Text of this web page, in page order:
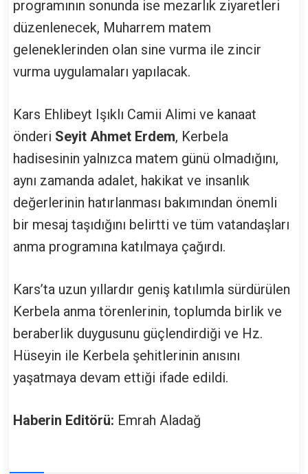
programının sonunda ise mezarlık ziyaretleri
düzenlenecek, Muharrem matem
geleneklerinden olan sine vurma ile zincir
vurma uygulamaları yapılacak.
Kars Ehlibeyt Işıklı Camii Alimi ve kanaat
önderi Seyit Ahmet Erdem, Kerbela
hadisesinin yalnızca matem günü olmadığını,
aynı zamanda adalet, hakikat ve insanlık
değerlerinin hatırlanması bakımından önemli
bir mesaj taşıdığını belirtti ve tüm vatandaşları
anma programına katılmaya çağırdı.
Kars’ta uzun yıllardır geniş katılımla sürdürülen
Kerbela anma törenlerinin, toplumda birlik ve
beraberlik duygusunu güçlendirdiği ve Hz.
Hüseyin ile Kerbela şehitlerinin anısını
yaşatmaya devam ettiği ifade edildi.
Haberin Editörü: Emrah Aladağ